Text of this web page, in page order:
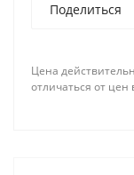
Поделиться
Цена
отличаться от